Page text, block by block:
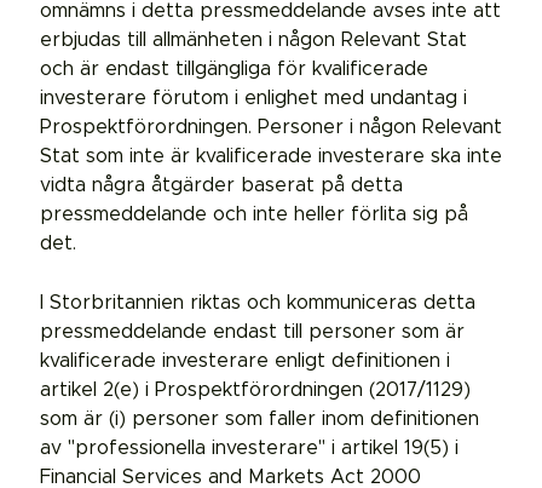
omnämns i detta pressmeddelande avses inte att
erbjudas till allmänheten i någon Relevant Stat
och är endast tillgängliga för kvalificerade
investerare förutom i enlighet med undantag i
Prospektförordningen. Personer i någon Relevant
Stat som inte är kvalificerade investerare ska inte
vidta några åtgärder baserat på detta
pressmeddelande och inte heller förlita sig på
det.
I Storbritannien riktas och kommuniceras detta
pressmeddelande endast till personer som är
kvalificerade investerare enligt definitionen i
artikel 2(e) i Prospektförordningen (2017/1129)
som är (i) personer som faller inom definitionen
av "professionella investerare" i artikel 19(5) i
Financial Services and Markets Act 2000